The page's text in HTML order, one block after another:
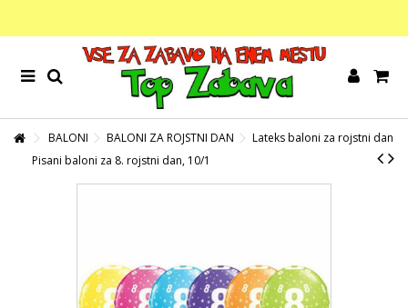
BALONI BALONI ZA ROJSTNI DAN
Lateks baloni za rojstni dan
Pisani baloni za 8. rojstni dan, 10/1